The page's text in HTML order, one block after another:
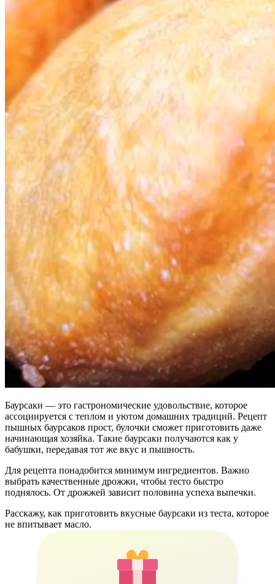
Баурсаки — это гастрономические удовольствие, которое
ассоциируется с теплом и уютом домашних традиций. Рецепт
пышных баурсаков прост, булочки сможет приготовить даже
начинающая хозяйка. Такие баурсаки получаются как у
бабушки, передавая тот же вкус и пышность.
Для рецепта понадобится минимум ингредиентов. Важно
выбрать качественные дрожжи, чтобы тесто быстро
поднялось. От дрожжей зависит половина успеха выпечки.
Расскажу, как приготовить вкусные баурсаки из теста, которое
не впитывает масло.